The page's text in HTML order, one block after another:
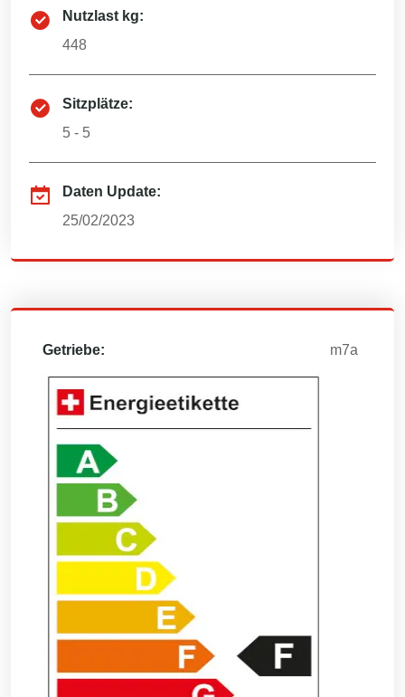
Nutzlast kg:
448
Sitzplätze:
5 - 5
Daten Update:
25/02/2023
Getriebe: m7a